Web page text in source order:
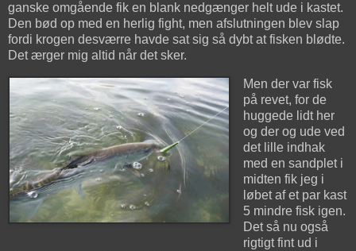
ganske omgående fik en blank nedgænger helt ude i kastet.
Den bød op med en herlig fight, men afslutningen blev slap
fordi krogen desværre havde sat sig så dybt at fisken blødte.
Det ærger mig altid når det sker.
Men der var fisk
på revet, for de
huggede lidt her
og der og ude ved
det lille indhak
med en sandplet i
midten fik jeg i
løbet af et par kast
5 mindre fisk igen.
Det så nu også
rigtigt fint ud i